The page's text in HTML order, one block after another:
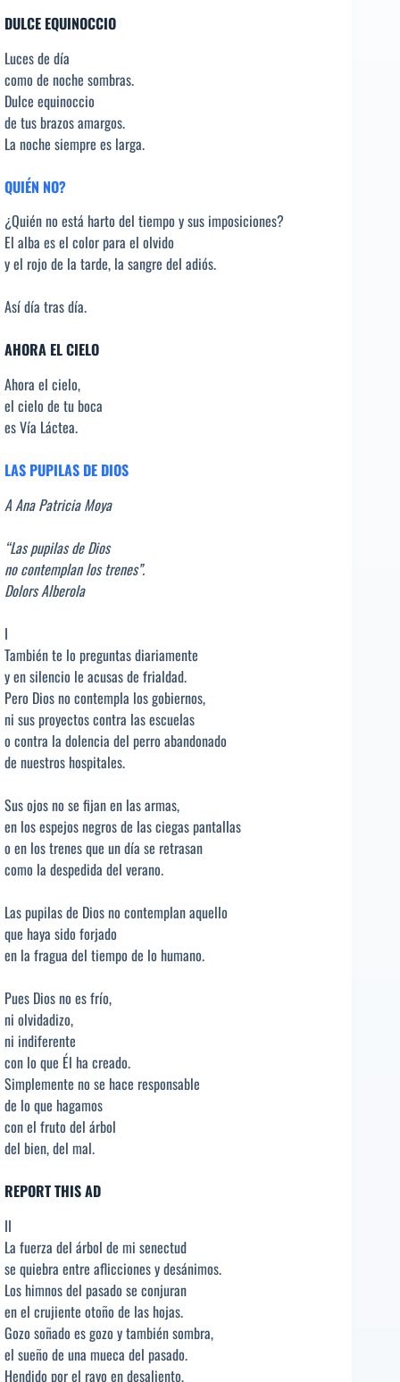
DULCE EQUINOCCIO
Luces de día
como de noche sombras.
Dulce equinoccio
de tus brazos amargos.
La noche siempre es larga.
QUIÉN NO?
¿Quién no está harto del tiempo y sus imposiciones?
El alba es el color para el olvido
y el rojo de la tarde, la sangre del adiós.
Así día tras día.
AHORA EL CIELO
Ahora el cielo,
el cielo de tu boca
es Vía Láctea.
LAS PUPILAS DE DIOS
A Ana Patricia Moya
“Las pupilas de Dios
no contemplan los trenes”.
Dolors Alberola
I
También te lo preguntas diariamente
y en silencio le acusas de frialdad.
Pero Dios no contempla los gobiernos,
ni sus proyectos contra las escuelas
o contra la dolencia del perro abandonado
de nuestros hospitales.
Sus ojos no se fijan en las armas,
en los espejos negros de las ciegas pantallas
o en los trenes que un día se retrasan
como la despedida del verano.
Las pupilas de Dios no contemplan aquello
que haya sido forjado
en la fragua del tiempo de lo humano.
Pues Dios no es frío,
ni olvidadizo,
ni indiferente
con lo que Él ha creado.
Simplemente no se hace responsable
de lo que hagamos
con el fruto del árbol
del bien, del mal.
REPORT THIS AD
II
La fuerza del árbol de mi senectud
se quiebra entre aflicciones y desánimos.
Los himnos del pasado se conjuran
en el crujiente otoño de las hojas.
Gozo soñado es gozo y también sombra,
el sueño de una mueca del pasado.
Hendido por el rayo en desaliento,